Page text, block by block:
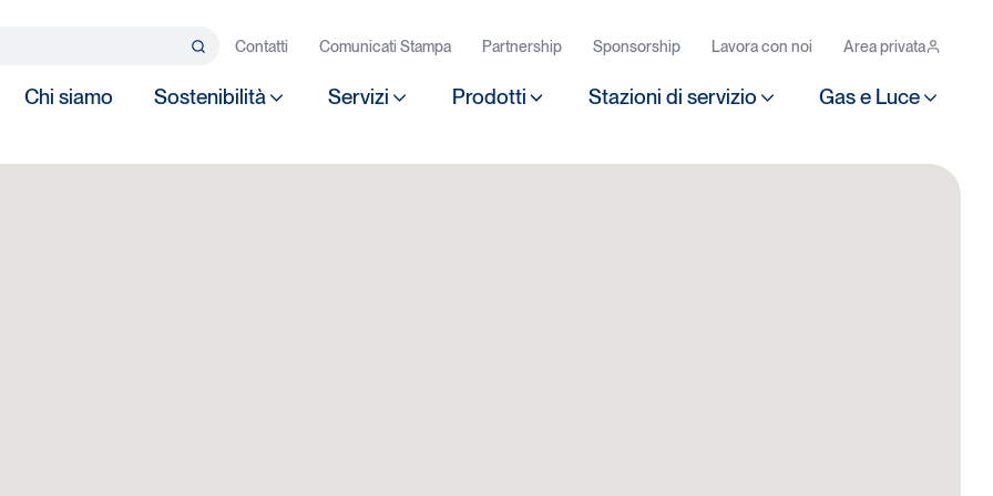
Chi siamo Sostenibilità Servizi Prodotti Stazioni di servizio Gas e Luce
SearchContatti Comunicati Stampa Partnership Sponsorship Lavora con noi Area privata